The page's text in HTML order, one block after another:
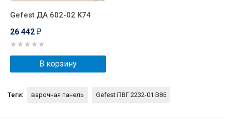
Gefest ДА 602-02 K74
26 442 ₽
В корзину
Теги: варочная панель Gefest ПВГ 2232-01 В85